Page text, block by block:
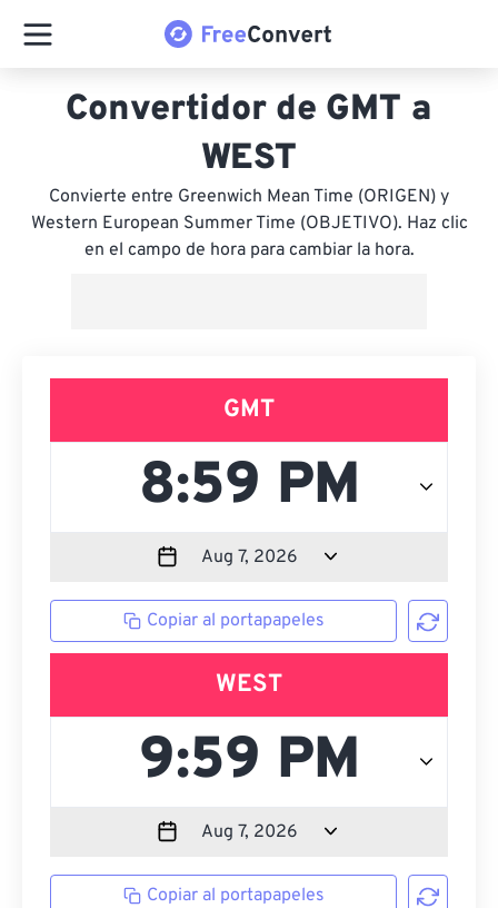
Convertidor de GMT a
WEST
Convierte entre Greenwich Mean Time (ORIGEN) y
Western European Summer Time (OBJETIVO). Haz clic
en el campo de hora para cambiar la hora.
GMT
Copiar al portapapeles
WEST
Copiar al portapapeles